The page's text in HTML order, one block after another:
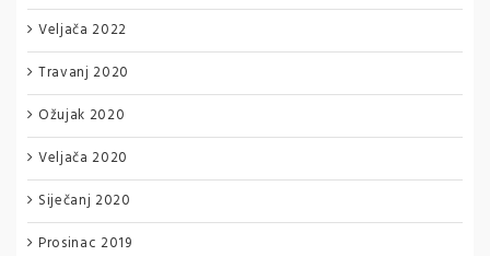
Veljača 2022
Travanj 2020
Ožujak 2020
Veljača 2020
Siječanj 2020
Prosinac 2019